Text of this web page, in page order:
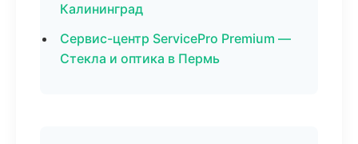
Калининград
Сервис-центр ServicePro Premium —
Стекла и оптика в Пермь